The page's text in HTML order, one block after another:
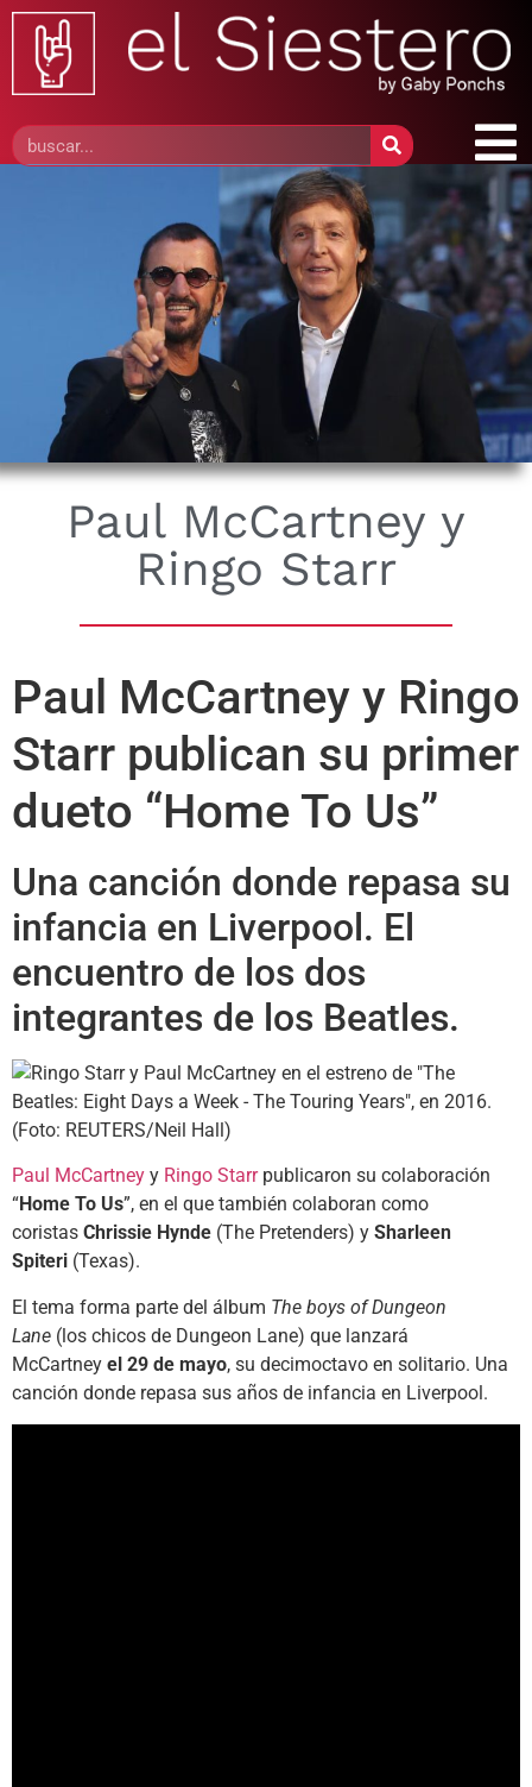
Paul McCartney y
Ringo Starr
Paul McCartney y Ringo
Starr publican su primer
dueto “Home To Us”
Una canción donde repasa su
infancia en Liverpool. El
encuentro de los dos
integrantes de los Beatles.
Paul McCartney y Ringo Starrpublicaron su colaboración
“Home To Us”, en el que también colaboran como
coristas Chrissie Hynde (The Pretenders) y Sharleen
Spiteri (Texas).
El tema forma parte del álbum The boys of Dungeon
Lane (los chicos de Dungeon Lane) que lanzará
McCartney el 29 de mayo, su decimoctavo en solitario. Una
canción donde repasa sus años de infancia en Liverpool.